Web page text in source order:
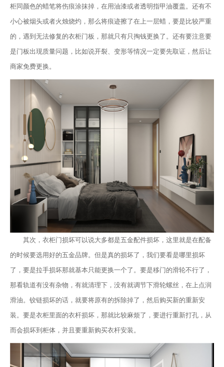
柜同颜色的蜡笔将伤痕涂抹掉，在用油漆或者透明指甲油覆盖。还有不
小心被烟头或者火烛烧灼，那么将痕迹擦了在上一层蜡，要是比较严重
的，遇到无法修复的衣柜门板，那就只有只掏钱更换了。还有要注意要
是门板出现质量问题，比如说开裂、变形等情况一定要先取证，然后让
商家免费更换。
其次，衣柜门损坏可以说大多都是五金配件损坏，这里就是在配备
的时候要选用好的五金品牌。但是真的损坏了，我们要看是哪里损坏
了，要是拉手损坏那就基本只能更换一个了。要是移门的滑轮不行了，
那看轨道有没有杂物，有就清理下，没有就调节下滑轮螺丝，在上点润
滑油。铰链损坏的话，就要将原有的拆除掉了，然后购买新的重新安
装。要是衣柜里面的衣杆损坏，那就比较麻烦了，要进行重新打孔，从
而会损坏到柜体，并且要重新购买衣杆安装。